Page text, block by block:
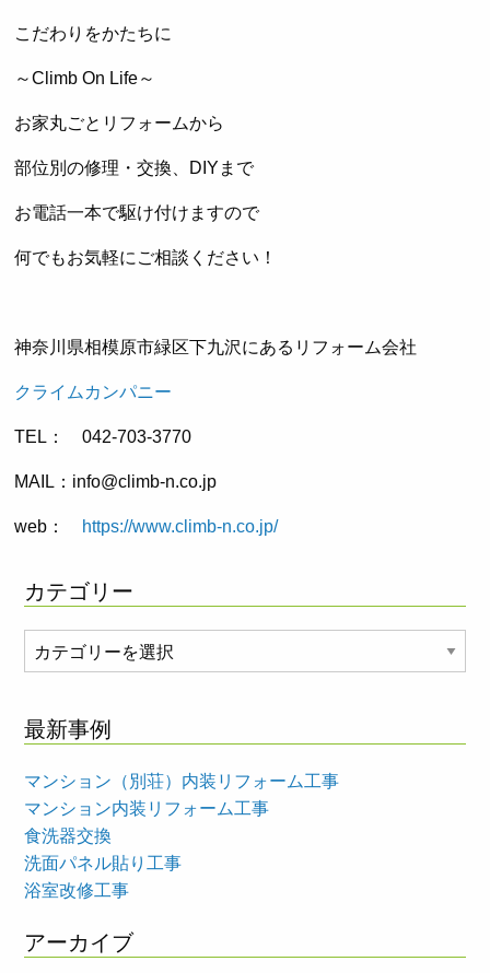
こだわりをかたちに
～Climb On Life～
お家丸ごとリフォームから
部位別の修理・交換、DIYまで
お電話一本で駆け付けますので
何でもお気軽にご相談ください！
神奈川県相模原市緑区下九沢にあるリフォーム会社
クライムカンパニー
TEL： 042-703-3770
MAIL：info@climb-n.co.jp
web： https://www.climb-n.co.jp/
カテゴリー
テ
リ
最新事例
マンション（別荘）内装リフォーム工事
マンション内装リフォーム工事
食洗器交換
洗面パネル貼り工事
浴室改修工事
アーカイブ